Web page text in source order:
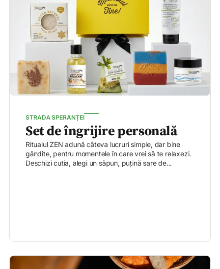
STRADA SPERANȚEI
Set de îngrijire personală
Ritualul ZEN adună câteva lucruri simple, dar bine
gândite, pentru momentele în care vrei să te relaxezi.
Deschizi cutia, alegi un săpun, puțină sare de...